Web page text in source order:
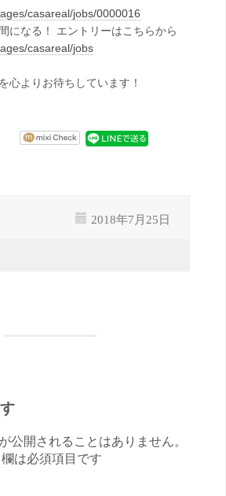
casareal/jobs/0000016
になる！ エントリーはこちらから
casareal/jobs
心よりお待ちしています！
2018年7月25日
公開されることはありません。
は必須項目です